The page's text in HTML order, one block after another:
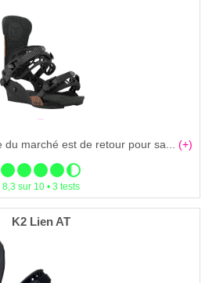
du marché est de retour pour sa... (+)
8,3 sur 10 • 3 tests
K2 Lien AT